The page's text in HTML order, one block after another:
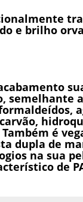
e brilho
é
dupla de
na sua
de